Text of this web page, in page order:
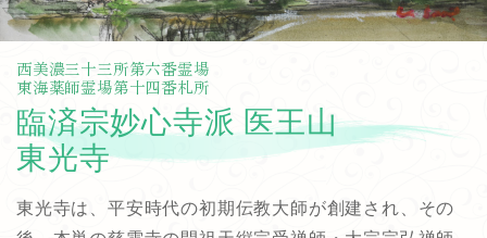
西美濃三十三所第六番霊場
東海薬師霊場第十四番札所
臨済宗妙心寺派 医王山
東光寺
東光寺は、平安時代の初期伝教大師が創建され、その